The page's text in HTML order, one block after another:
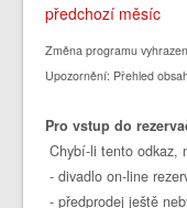
předchozí měsíc
Změna programu
Upozornění: Přehled
Pro vstup do
Chybí-li tento odkaz,
- divadlo on-line
- předprodej ještě